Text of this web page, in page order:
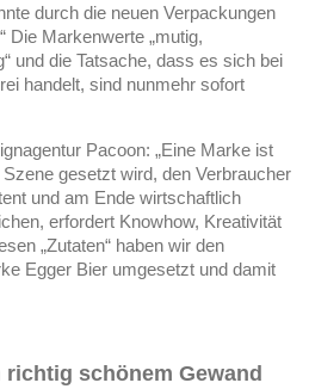
durch die neuen Verpackungen
Die Markenwerte „mutig,
und die Tatsache, dass es sich bei
handelt, sind nunmehr sofort
Pacoon: „Eine Marke ist
gesetzt wird, den Verbraucher
und am Ende wirtschaftlich
erfordert Knowhow, Kreativität
„Zutaten“ haben wir den
Egger Bier umgesetzt und damit
schönem Gewand